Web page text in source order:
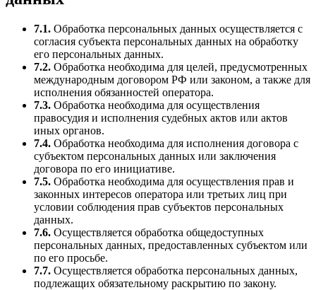
7.1. Обработка персональных данных осуществляется с
согласия субъекта персональных данных на обработку
его персональных данных.
7.2. Обработка необходима для целей, предусмотренных
международным договором РФ или законом, а также для
исполнения обязанностей оператора.
7.3. Обработка необходима для осуществления
правосудия и исполнения судебных актов или актов
иных органов.
7.4. Обработка необходима для исполнения договора с
субъектом персональных данных или заключения
договора по его инициативе.
7.5. Обработка необходима для осуществления прав и
законных интересов оператора или третьих лиц при
условии соблюдения прав субъектов персональных
данных.
7.6. Осуществляется обработка общедоступных
персональных данных, предоставленных субъектом или
по его просьбе.
7.7. Осуществляется обработка персональных данных,
подлежащих обязательному раскрытию по закону.